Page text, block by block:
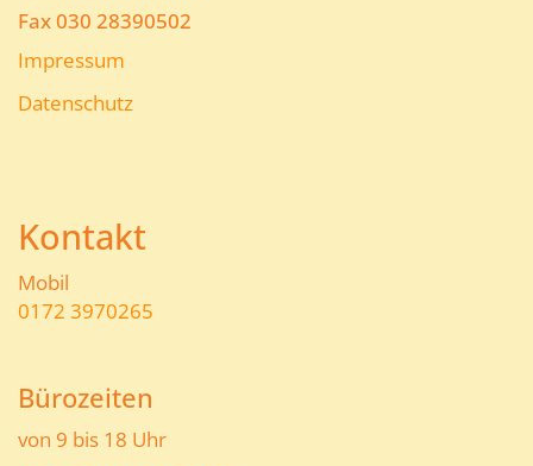
Fax 030 28390502
Impressum
Datenschutz
Kontakt
Mobil
0172 3970265
Bürozeiten
von 9 bis 18 Uhr